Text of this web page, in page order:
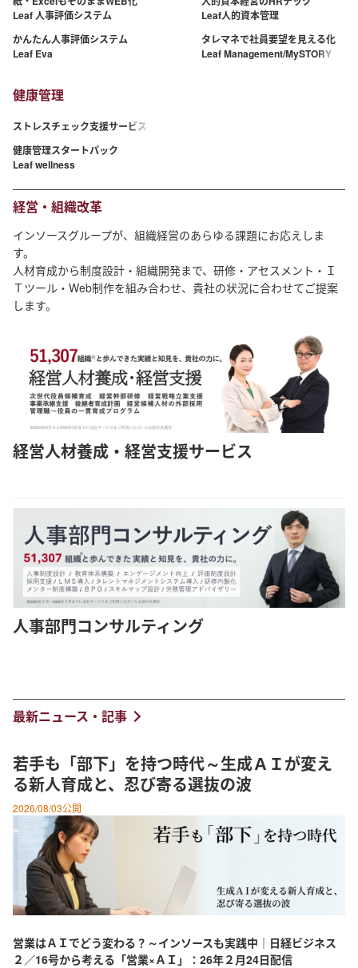
Leaf 人事評価システム
かんたん人事評価システム
Leaf Eva
Leaf人的資本管理
タレマネで社員要望を見える化
Leaf Management/MySTORY
健康管理
ストレスチェック支援サービス
健康管理スタートパック
Leaf wellness
経営・組織改革
インソースグループが、組織経営のあらゆる課題にお応えしま
す。
人材育成から制度設計・組織開発まで、研修・アセスメント・Ｉ
Ｔツール・Web制作を組み合わせ、貴社の状況に合わせてご提案
します。
経営人材養成・経営支援サービス
人事部門コンサルティング
最新ニュース・記事
若手も「部下」を持つ時代～生成ＡＩが変え
る新人育成と、忍び寄る選抜の波
2026/08/03公開
営業はＡＩでどう変わる？～インソースも実践中｜日経ビジネス
２／16号から考える「営業×ＡＩ」：26年２月24日配信